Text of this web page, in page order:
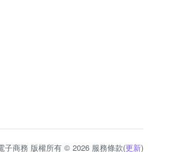
子商務 版權所有 © 2026 服務條款(更新)